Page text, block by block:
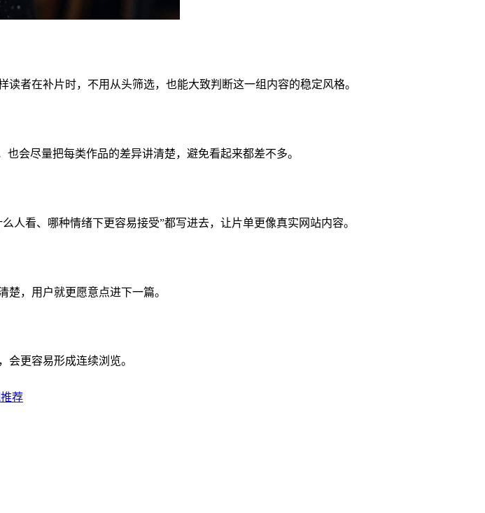
者在补片时，不用从头筛选，也能大致判断这一组内容的稳定风格。
会尽量把每类作品的差异讲清楚，避免看起来都差不多。
人看、哪种情绪下更容易接受”都写进去，让片单更像真实网站内容。
，用户就更愿意点进下一篇。
更容易形成连续浏览。
荐